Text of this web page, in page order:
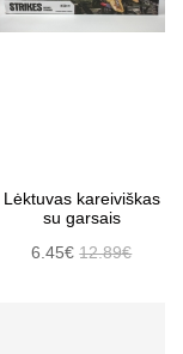
Lėktuvas kareiviškas
su garsais
6.45€12.89€